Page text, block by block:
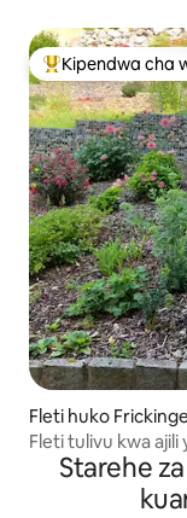
Kipendwa
Kipendwa cha
Fleti huko
Fleti tulivu kwa
Starehe